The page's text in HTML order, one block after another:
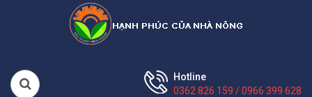
Hotline
0362 826 159 / 0966 399 628